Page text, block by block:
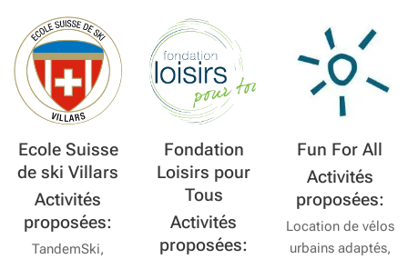
Ecole Suisse
de ski Villars
Activités
proposées:
TandemSki,
Fondation
Loisirs pour
Tous
Activités
proposées:
Fun For All
Activités
proposées:
Location de vélos
urbains adaptés,